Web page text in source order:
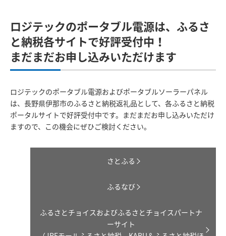
ロジテックのポータブル電源は、ふるさ
と納税各サイトで好評受付中！
まだまだお申し込みいただけます
ロジテックのポータブル電源およびポータブルソーラーパネル
は、長野県伊那市のふるさと納税返礼品として、各ふるさと納税
ポータルサイトで好評受付中です。まだまだお申し込みいただけ
ますので、この機会にぜひご検討ください。
さとふる
ふるなび
ふるさとチョイスおよびふるさとチョイスパートナ
ーサイト